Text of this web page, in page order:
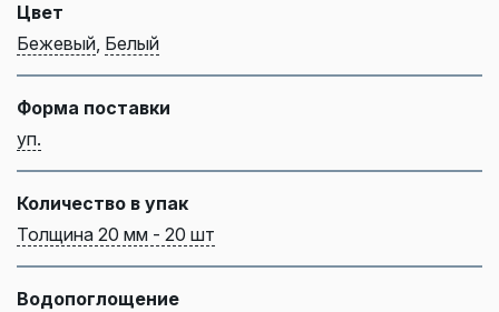
Цвет
Бежевый, Белый
Форма поставки
уп.
Количество в упак
Толщина 20 мм - 20 шт
Водопоглощение